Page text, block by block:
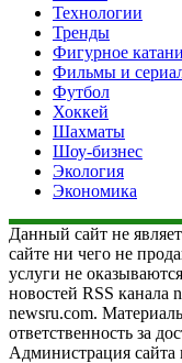
Технологии
Тренды
Фигурное
Фильмы и
Футбол
Хоккей
Шахматы
Шоу-бизнес
Экология
Экономика
Данный сайт не
сайте ни чего не
услуги не
новостей RSS канала
newsru.com.
ответственность за
Администрация сайта